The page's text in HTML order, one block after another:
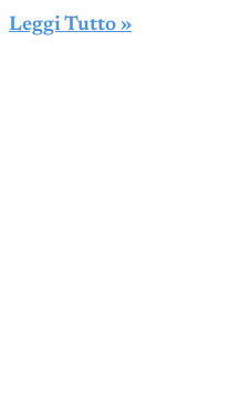
Leggi Tutto »